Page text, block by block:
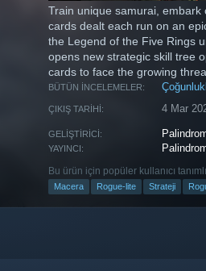
Train unique samurai,
cards dealt each run on an
the Legend of the Five Rings
opens new strategic skill tree
cards to face the growing
BÜTÜN İNCELEMELER:
ÇIKIŞ TARIHI: 4 Mar
GELIŞTIRICI:
YAYINCI:
Bu ürün için popüler kullanıcı
Macera Rogue-lite Strateji